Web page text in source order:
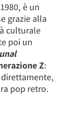
è un
grazie alla
culturale
poi un
Z:
pop retro.